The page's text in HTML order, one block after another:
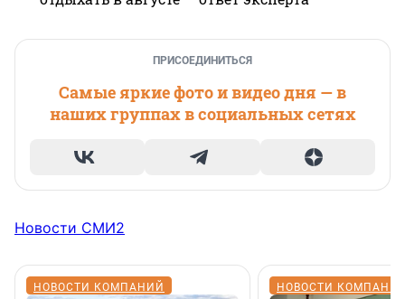
ПРИСОЕДИНИТЬСЯ
Самые яркие фото и видео дня — в
наших группах в социальных сетях
Новости СМИ2
НОВОСТИ КОМПАНИЙ НОВОСТИ